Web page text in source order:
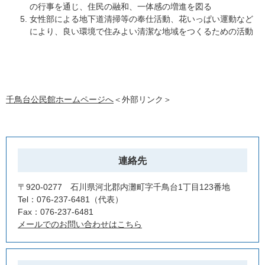
の行事を通じ、住民の融和、一体感の増進を図る
女性部による地下道清掃等の奉仕活動、花いっぱい運動など
により、良い環境で住みよい清潔な地域をつくるための活動
千鳥台公民館ホームページへ＜外部リンク＞
連絡先
〒920-0277 石川県河北郡内灘町字千鳥台1丁目123番地
Tel：076-237-6481
代表
Fax：076-237-6481
メールでのお問い合わせはこちら